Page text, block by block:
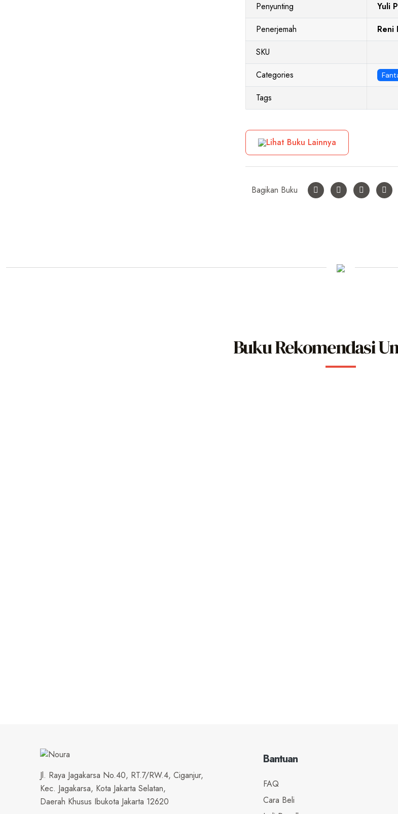
Penyunting
Yuli
Penerjemah
Reni
SKU
Categories
Tags
Lihat Buku Lainnya
Bagikan Buku
Buku Rekomendasi
Jl. Raya Jagakarsa No.40, RT.7/RW.4, Ciganjur,
Kec. Jagakarsa, Kota Jakarta Selatan,
Daerah Khusus Ibukota Jakarta 12620
Bantuan
FAQ
Cara Beli